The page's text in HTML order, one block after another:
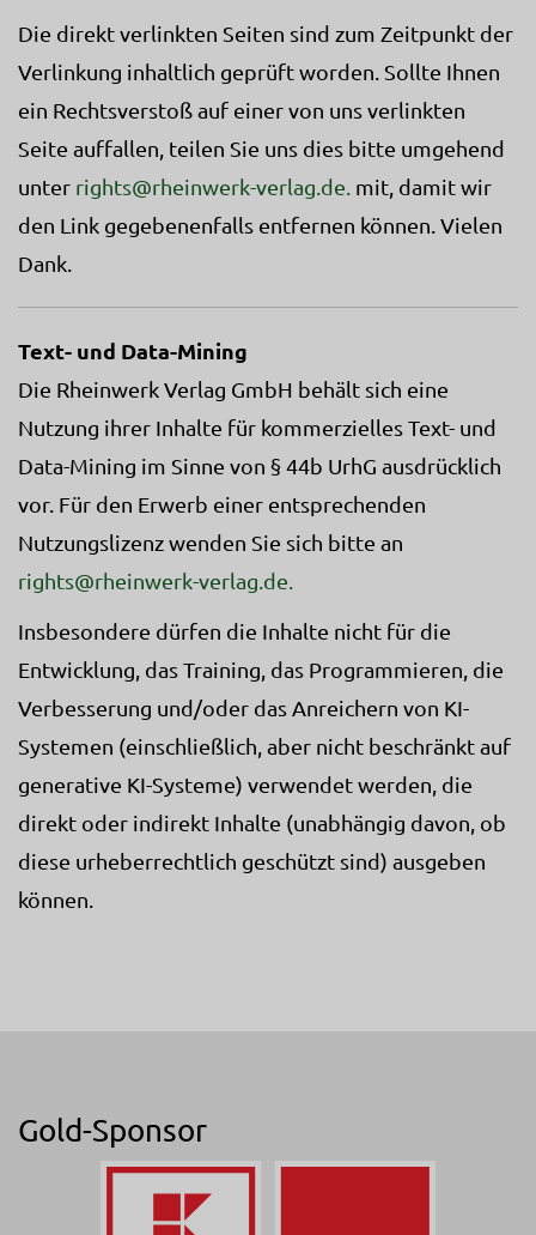
Die direkt verlinkten Seiten sind zum Zeitpunkt der
Verlinkung inhaltlich geprüft worden. Sollte Ihnen
ein Rechtsverstoß auf einer von uns verlinkten
Seite auffallen, teilen Sie uns dies bitte umgehend
unter rights@rheinwerk-verlag.de. mit, damit wir
den Link gegebenenfalls entfernen können. Vielen
Dank.
Text- und Data-Mining
Die Rheinwerk Verlag GmbH behält sich eine
Nutzung ihrer Inhalte für kommerzielles Text- und
Data-Mining im Sinne von § 44b UrhG ausdrücklich
vor. Für den Erwerb einer entsprechenden
Nutzungslizenz wenden Sie sich bitte an
rights@rheinwerk-verlag.de.
Insbesondere dürfen die Inhalte nicht für die
Entwicklung, das Training, das Programmieren, die
Verbesserung und/oder das Anreichern von KI-
Systemen (einschließlich, aber nicht beschränkt auf
generative KI-Systeme) verwendet werden, die
direkt oder indirekt Inhalte (unabhängig davon, ob
diese urheberrechtlich geschützt sind) ausgeben
können.
Gold-Sponsor